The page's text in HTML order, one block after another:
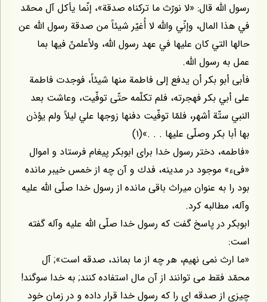
رسول اللّه قال: «لا نورّث ما تركناه صدقة»، إنّما يأكل آل محمّد
في هذا المال، وإنّي واللّه لا أُغيّر شيئاً من صدقة رسول اللّه عن
حالها التي كان عليها في عهد رسول اللّه، ولأعلمنّ فيها بما
عمل به رسول اللّه.
فأبى أبو بكر أن يدفع إلى فاطمة منها شيئاً، فوجدت فاطمة
على أبي بكر فهجرته، فلم تكلّمه حتّى توفّيت، وعاشت بعد
النبي ستّة أشهر، فلمّا توفّيت دفنها زوجها علي ليلاً ولم يؤذن
بها أبا بكر وصلّى عليها . . .»(۱)
«فاطمه، دختر رسول خدا براى ابوبكر پيغام فرستاد و اموال
«فىء» موجود در مدينه، فدك و آن چه از خمس خيبر مانده
بود را به عنوان ميراث باقى مانده از رسول خدا صلّى اللّه عليه
وآله، مطالبه كرد.
ابوبكر در پاسخ گفت كه رسول خدا صلّى اللّه عليه وآله گفته
است:
«ما ارث نمى نهيم، هر چه از ما بماند، صدقه است»; آل
محمّد فقط مى توانند از آن مال استفاده كنند; به خدا سوگند!
چيزى از صدقه اى را كه رسول خدا قرار داده و در زمان خود